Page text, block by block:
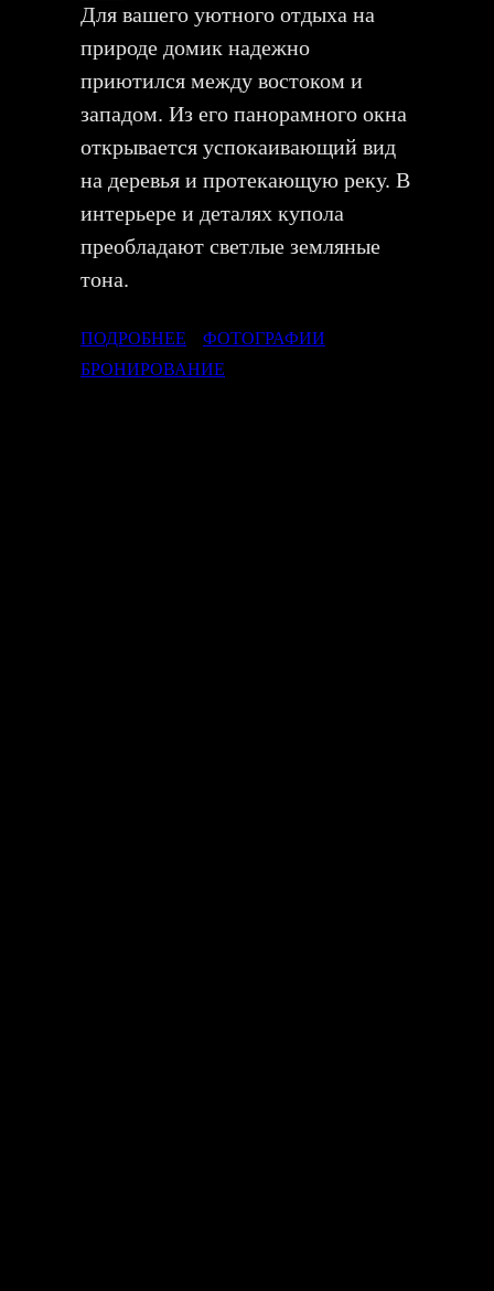
Для вашего уютного отдыха на
природе домик надежно
приютился между востоком и
западом. Из его панорамного окна
открывается успокаивающий вид
на деревья и протекающую реку. В
интерьере и деталях купола
преобладают светлые земляные
тона.
ПОДРОБНЕЕ
ФОТОГРАФИИ
БРОНИРОВАНИЕ